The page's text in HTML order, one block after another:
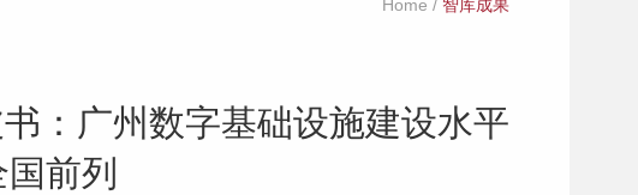
Home / 智库成果
：广州数字基础设施建设水平
前列